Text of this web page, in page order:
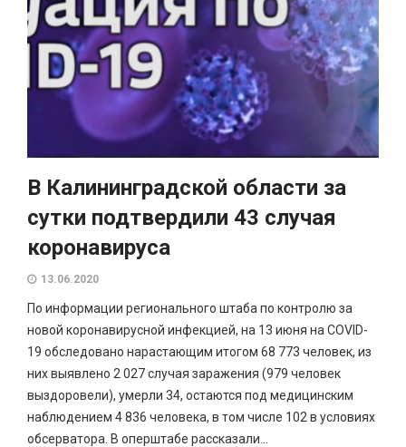
В Калининградской области за
сутки подтвердили 43 случая
коронавируса
13.06.2020
По информации регионального штаба по контролю за
новой коронавирусной инфекцией, на 13 июня на COVID-
19 обследовано нарастающим итогом 68 773 человек, из
них выявлено 2 027 случая заражения (979 человек
выздоровели), умерли 34, остаются под медицинским
наблюдением 4 836 человека, в том числе 102 в условиях
обсерватора. В оперштабе рассказали...